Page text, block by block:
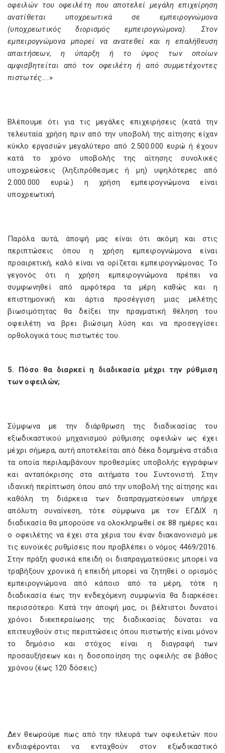
οφειλών του οφειλέτη που αποτελεί µεγάλη επιχείρηση
ανατίθεται υποχρεωτικά σε εµπειρογνώµονα
(υποχρεωτικός διορισµός εµπειρογνώµονα). Στον
εµπειρογνώµονα µπορεί να ανατεθεί και η επαλήθευση
απαιτήσεων, η ύπαρξη ή το ύψος των οποίων
αµφισβητείται από τον οφειλέτη ή από συµµετέχοντες
πιστωτές….»
Βλέπουμε ότι για τις μεγάλες επιχειρήσεις (κατά την
τελευταία χρήση πριν από την υποβολή της αίτησης είχαν
κύκλο εργασιών µεγαλύτερο από 2.500.000 ευρώ ή έχουν
κατά το χρόνο υποβολής της αίτησης συνολικές
υποχρεώσεις (ληξιπρόθεσµες ή µη) υψηλότερες από
2.000.000 ευρώ.) η χρήση εμπειρογνώμονα είναι
υποχρεωτική.
Παρόλα αυτά, άποψή μας είναι ότι ακόμη και στις
περιπτώσεις όπου η χρήση εμπειρογνώμονα είναι
προαιρετική, καλό είναι να ορίζεται εμπειρογνώμονας. Το
γεγονός ότι η χρήση εμπειρογνώμονα πρέπει να
συμφωνηθεί από αμφότερα τα μέρη καθώς και η
επιστημονική και άρτια προσέγγιση μιας μελέτης
βιωσιμότητας θα δείξει την πραγματική θέληση του
οφειλέτη να βρει βιώσιμη λύση και να προσεγγίσει
ορθολογικά τους πιστωτές του.
5. Πόσο θα διαρκεί η διαδικασία μέχρι την ρύθμιση
των οφειλών;
Σύμφωνα με την διάρθρωση της διαδικασίας του
εξωδικαστικού μηχανισμού ρύθμισης οφειλών ως έχει
μέχρι σήμερα, αυτή αποτελείται από δέκα δομημένα στάδια
τα οποία περιλαμβάνουν προθεσμίες υποβολής εγγράφων
και ανταπόκρισης στα αιτήματα του Συντονιστή. Στην
ιδανική περίπτωση όπου από την υποβολή της αίτησης και
καθόλη τη διάρκεια των διαπραγματεύσεων υπήρχε
απόλυτη συναίνεση, τότε σύμφωνα με τον ΕΓΔΙΧ η
διαδικασία θα μπορούσε να ολοκληρωθεί σε 88 ημέρες και
ο οφειλέτης να έχει στα χέρια του έναν διακανονισμό με
τις ευνοϊκές ρυθμίσεις που προβλέπει ο νόμος 4469/2016.
Στην πράξη φυσικά επειδή οι διαπραγματεύσεις μπορεί να
τραβήξουν χρονικά ή επειδή μπορεί να ζητηθεί ο ορισμός
εμπειρογνώμονα από κάποιο από τα μέρη, τότε η
διαδικασία έως την ενδεχόμενη συμφωνία θα διαρκέσει
περισσότερο. Κατά την άποψή μας, οι βέλτιστοι δυνατοί
χρόνοι διεκπεραίωσης της διαδικασίας δύναται να
επιτευχθούν στις περιπτώσεις όπου πιστωτής είναι μόνον
το δημόσιο και στόχος είναι η διαγραφή των
προσαυξήσεων και η δοσοποίηση της οφειλής σε βάθος
χρόνου (έως 120 δόσεις)
Δεν θεωρούμε πως από την πλευρά των οφειλετών που
ενδιαφέρονται να ενταχθούν στον εξωδικαστικό